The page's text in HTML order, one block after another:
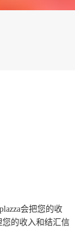
会把您的收
您的收入和结汇信